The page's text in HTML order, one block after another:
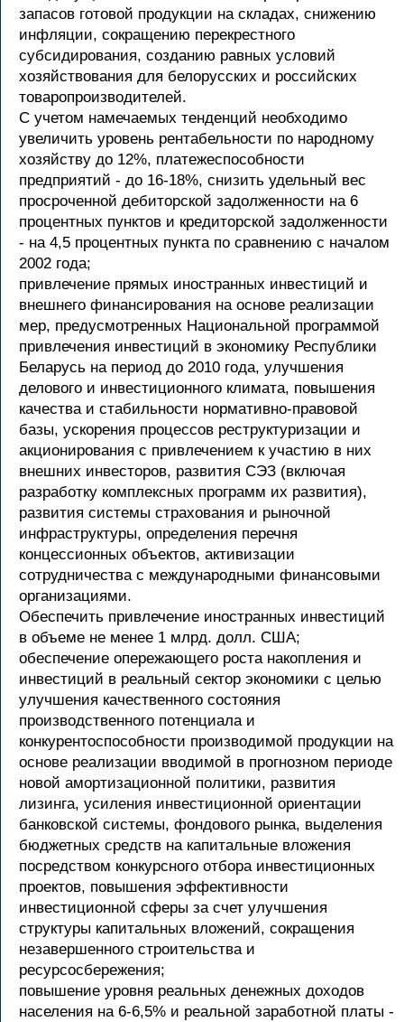
запасов готовой продукции на складах, снижению
инфляции, сокращению перекрестного
субсидирования, созданию равных условий
хозяйствования для белорусских и российских
товаропроизводителей.
С учетом намечаемых тенденций необходимо
увеличить уровень рентабельности по народному
хозяйству до 12%, платежеспособности
предприятий - до 16-18%, снизить удельный вес
просроченной дебиторской задолженности на 6
процентных пунктов и кредиторской задолженности
- на 4,5 процентных пункта по сравнению с началом
2002 года;
привлечение прямых иностранных инвестиций и
внешнего финансирования на основе реализации
мер, предусмотренных Национальной программой
привлечения инвестиций в экономику Республики
Беларусь на период до 2010 года, улучшения
делового и инвестиционного климата, повышения
качества и стабильности нормативно-правовой
базы, ускорения процессов реструктуризации и
акционирования с привлечением к участию в них
внешних инвесторов, развития СЭЗ (включая
разработку комплексных программ их развития),
развития системы страхования и рыночной
инфраструктуры, определения перечня
концессионных объектов, активизации
сотрудничества с международными финансовыми
организациями.
Обеспечить привлечение иностранных инвестиций
в объеме не менее 1 млрд. долл. США;
обеспечение опережающего роста накопления и
инвестиций в реальный сектор экономики с целью
улучшения качественного состояния
производственного потенциала и
конкурентоспособности производимой продукции на
основе реализации вводимой в прогнозном периоде
новой амортизационной политики, развития
лизинга, усиления инвестиционной ориентации
банковской системы, фондового рынка, выделения
бюджетных средств на капитальные вложения
посредством конкурсного отбора инвестиционных
проектов, повышения эффективности
инвестиционной сферы за счет улучшения
структуры капитальных вложений, сокращения
незавершенного строительства и
ресурсосбережения;
повышение уровня реальных денежных доходов
населения на 6-6,5% и реальной заработной платы -